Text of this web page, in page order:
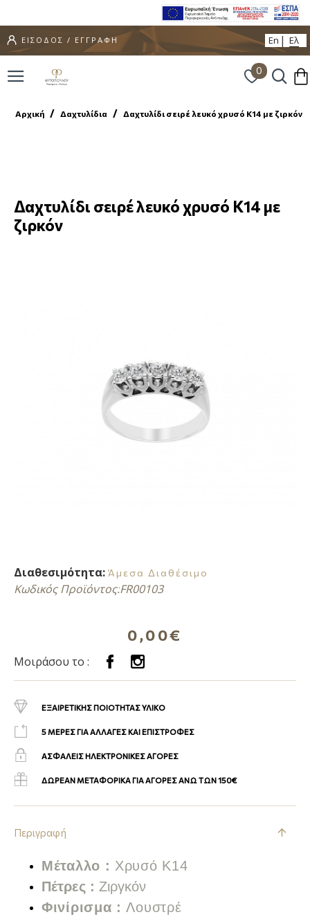
ΕΙΣΟΔΟΣ / ΕΓΓΡΑΦΗ En Ελ
0
Αρχική Δαχτυλίδια Δαχτυλίδι σειρέ λευκό χρυσό Κ14 με ζιρκόν
Δαχτυλίδι σειρέ λευκό χρυσό Κ14 με
ζιρκόν
Διαθεσιμότητα: Άμεσα Διαθέσιμο
Κωδικός Προϊόντος:FR00103
0,00€
Μοιράσου το :
ΕΞΑΙΡΕΤΙΚΗΣ ΠΟΙΟΤΗΤΑΣ ΥΛΙΚΟ
5 ΜΕΡΕΣ ΓΙΑ ΑΛΛΑΓΕΣ ΚΑΙ ΕΠΙΣΤΡΟΦΕΣ
ΑΣΦΑΛΕΙΣ ΗΛΕΚΤΡΟΝΙΚΕΣ ΑΓΟΡΕΣ
ΔΩΡΕΑΝ ΜΕΤΑΦΟΡΙΚΑ ΓΙΑ ΑΓΟΡΕΣ ΑΝΩ ΤΩΝ 150€
Περιγραφή
Μέταλλο : Χρυσό Κ14
Πέτρες : Ζιργκόν
Φινίρισμα : Λουστρέ